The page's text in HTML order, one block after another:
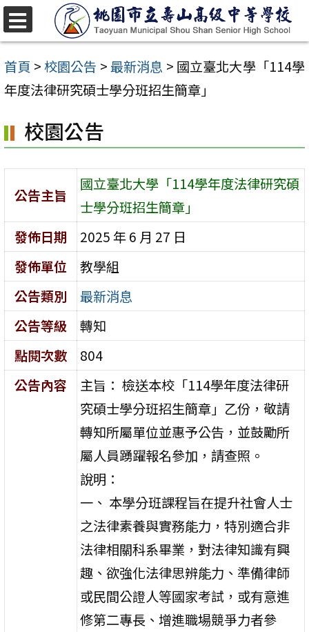
跳
至
主
要
容
區
首頁 >校園公告 >最新消息 > 國立臺北大學「114學
年度法律研究碩士學分班招生簡章」
校園公告
公告主旨
國立臺北大學「114學年度法律研究碩
士學分班招生簡章」
發佈日期
2025 年 6 月 27 日
發佈單位
教學組
公告類別
最新消息
公告等級
轉知
點閱次數
804
公告內容
主旨： 檢送本校「114學年度法律研
究碩士學分班招生簡章」乙份，敬請
轉知所屬單位並惠予公告，並鼓勵所
屬人員踴躍報名參加，請查照。
說明：
一、 本學分班課程旨在提升社會人士
之法律素養與實務能力，特別適合非
法律相關科系畢業，對法律知識有興
趣、欲強化法律思辨能力、準備律師
或民間公證人等國家考試，或有意進
修第二專長、增進職場競爭力者參
選
單